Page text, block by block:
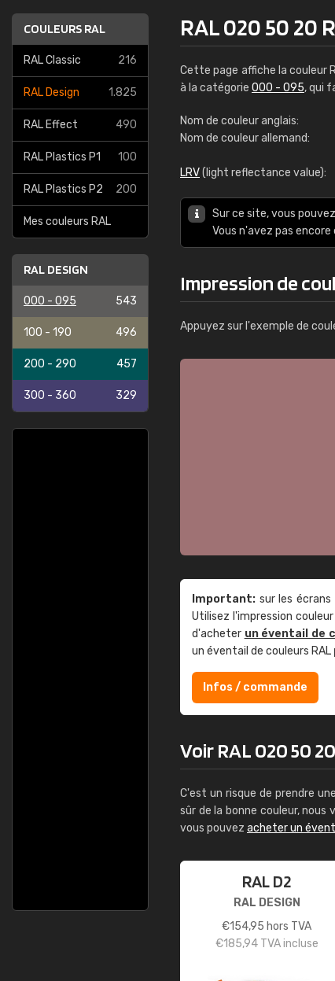
COULEURS RAL
RAL Classic 216
RAL Design 1.825
RAL Effect 490
RAL Plastics P1 100
RAL Plastics P2 200
Mes couleurs RAL
RAL DESIGN
000 - 095 543
100 - 190 496
200 - 290 457
300 - 360 329
RAL 020 50 20
Cette page affiche la couleur
à la catégorie 000 - 095, qui
Nom de couleur anglais:
Nom de couleur allemand:
LRV(light reflectance value):
Sur ce site, vous
Vous n'avez pas
Impression de
Appuyez sur l'exemple de
Important: sur les
Utilisez l'impression
d'acheter un éventail de
un éventail de couleurs RAL
Infos / commande
Voir RAL 020 50
C'est un risque de prendre
sûr de la bonne couleur,
vous pouvez acheter un
RAL D2
RAL DESIGN
€154,95 hors TVA
€185,94TVA incluse